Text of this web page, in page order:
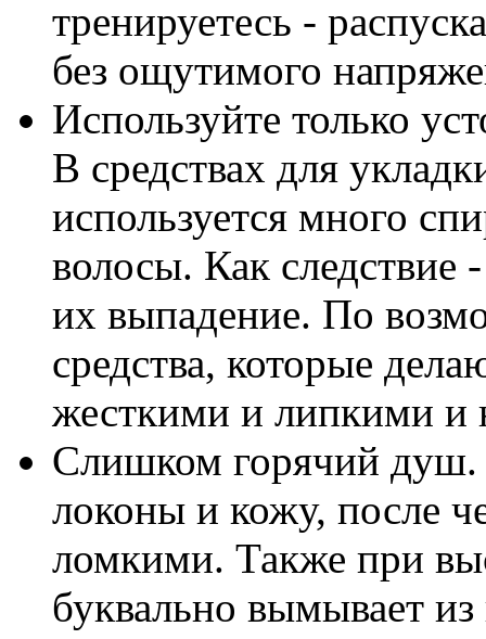
тренируетесь -
без ощутимого
Используйте только
В средствах для
используется много
волосы. Как следствие
их выпадение. По
средства, которые
жесткими и липкими и
Слишком горячий душ.
локоны и кожу, после
ломкими. Также при
буквально вымывает